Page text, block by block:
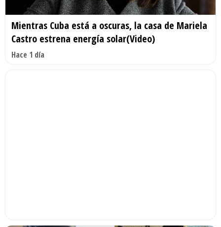
Mientras Cuba está a oscuras, la casa de Mariela
Castro estrena energía solar(Video)
Hace 1 día